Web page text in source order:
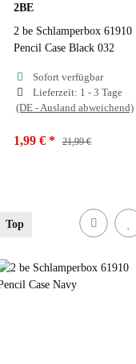
2BE
2 be Schlamperbox 61910
Pencil Case Black 032
Sofort verfügbar
Lieferzeit: 1 - 3 Tage
(DE - Ausland abweichend)
1,99 € * 21,99 €
Fuchsia Black
Top